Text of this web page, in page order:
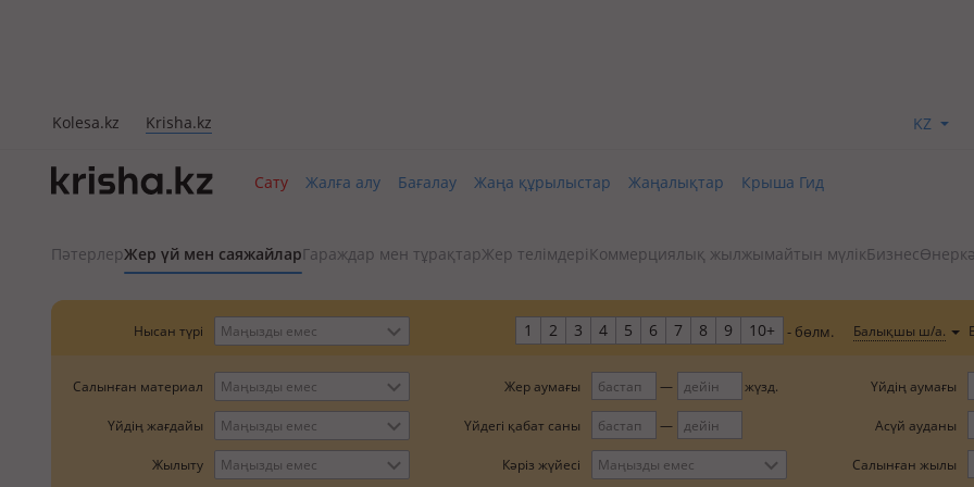
Kolesa.kz Krisha.kz KZ
Сату Жалға алу Бағалау Жаңа құрылыстар Жаңалықтар Крыша Гид
ПәтерлерЖер үй мен саяжайларГараждар мен тұрақтарЖер телімдері Коммерциялық жылжымайтын мүлікБизнес
Нысан түрі Маңызды емес 1 2 3 4 5 6 7 8 9 10+ - бөлм. Балықшы ш/а.
Салынған материал Маңызды емес Жер аумағы жүзд. Үйдің аумағы
Үйдің жағдайы Маңызды емес Үйдегі қабат саны Асүй ауданы
Жылыту Маңызды емес Кәріз жүйесі Маңызды емес Салынған жылы